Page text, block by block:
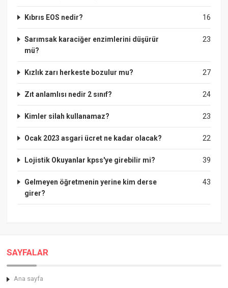
16
Kıbrıs EOS nedir?
23
Sarımsak karaciğer enzimlerini düşürür
mü?
27
Kızlık zarı herkeste bozulur mu?
24
Zıt anlamlısı nedir 2 sınıf?
23
Kimler silah kullanamaz?
22
Ocak 2023 asgari ücret ne kadar olacak?
39
Lojistik Okuyanlar kpss'ye girebilir mi?
43
Gelmeyen öğretmenin yerine kim derse
girer?
SAYFALAR
Ana sayfa